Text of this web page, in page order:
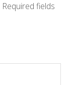
Required fields